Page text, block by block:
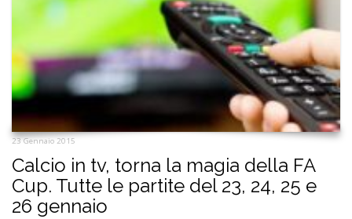
23 Gennaio 2015
Calcio in tv, torna la magia della FA
Cup. Tutte le partite del 23, 24, 25 e
26 gennaio